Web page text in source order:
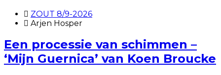
ZOUT 8/9-2026
Arjen Hosper
Een processie van schimmen –
‘Mijn Guernica’ van Koen Broucke